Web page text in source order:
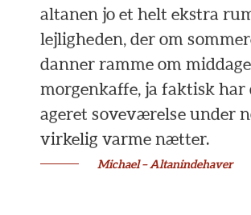
altanen jo et helt ekstra
lejligheden, der om
danner ramme om middage
morgenkaffe, ja faktisk har
ageret soveværelse under
virkelig varme nætter.
Michael – Altanindehaver